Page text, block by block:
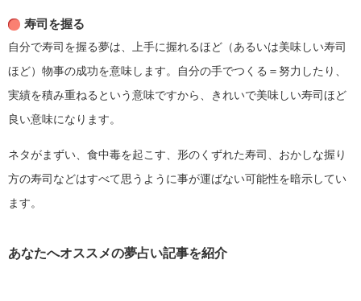
寿司を握る
自分で寿司を握る夢は、上手に握れるほど（あるいは美味しい寿司
ほど）物事の成功を意味します。自分の手でつくる＝努力したり、
実績を積み重ねるという意味ですから、きれいで美味しい寿司ほど
良い意味になります。
ネタがまずい、食中毒を起こす、形のくずれた寿司、おかしな握り
方の寿司などはすべて思うように事が運ばない可能性を暗示してい
ます。
あなたへオススメの夢占い記事を紹介